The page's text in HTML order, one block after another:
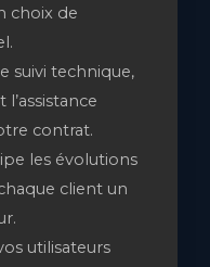
choix de
suivi technique,
contrat.
les évolutions
client un
utilisateurs